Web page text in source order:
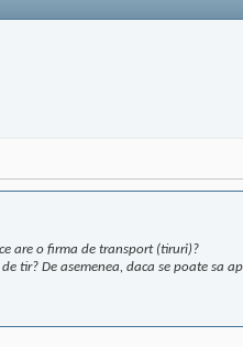
are o firma de transport (tiruri)?
tir? De asemenea, daca se poate sa